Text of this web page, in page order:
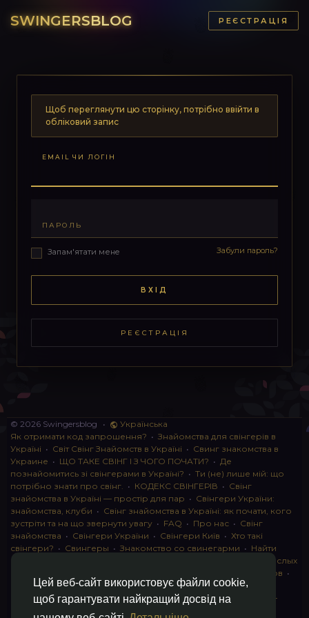
Цей веб-сайт використовує файли cookie,
щоб гарантувати найкращий досвід на
SWINGERSBLOG РЕЄСТРАЦІЯ
Щоб переглянути цю сторінку, потрібно ввійти в
обліковий запис
EMAIL ЧИ ЛОГІН
ПАРОЛЬ
Запам'ятати мене Забули пароль?
ВХІД
РЕЄСТРАЦІЯ
© 2026 Swingersblog •
Українська
Як отримати код запрошення? • Знайомства для свінгерів в
Україні • Світ Свінг Знайомств в Україні • Свинг знакомства в
Украине • ЩО ТАКЕ СВІНГ І З ЧОГО ПОЧАТИ? • Де
познайомитись зі свінгерами в Україні? • Ти (не) лише мій: що
потрібно знати про свінг. • КОДЕКС СВІНГЕРІВ • Свінг
знайомства в Україні — простір для пар • Свінгери України:
знайомства, клуби • Свінг знайомства в Україні: як почати, кого
зустріти та на що звернути увагу • FAQ • Про нас • Свінг
знайомства • Свінгери України • Свінгери Київ • Хто такі
свінгери? • Свингеры • Знакомство со свинегарми • Найти
instagram для взрослых
Клуб свингеров •
Конфіденційність• Правила• Партнерська програма
Свингеры •Свинг-пати•О свингерах откровенно
Свинг-
клуб: что это и как работает